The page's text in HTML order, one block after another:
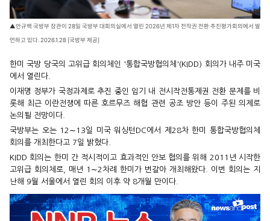
▲안규백 국방부 장관이 28일 국방부 대회의실에서 열린 2026년 제1차 전작권 전환 추진평가회의에서 발
언하고 있다. 2026.1.28 [국방부 제공]
한미 국방 당국의 고위급 회의체인 '통합국방협의체'(KIDD) 회의가 내주 미국
에서 열린다.
이재명 정부가 국정과제로 추진 중인 임기 내 전시작전통제권 전환 문제를 비
롯해 최근 이란전쟁에 따른 호르무즈 해협 관련 공조 방안 등이 주된 의제로
논의될 전망이다.
국방부는 오는 12∼13일 미국 워싱턴DC에서 제28차 한미 통합국방협의체
회의를 개최한다고 7일 밝혔다.
KIDD 회의는 한미 간 적시적이고 효과적인 안보 협의를 위해 2011년 시작한
고위급 회의체로, 매년 1∼2차례 한미가 번갈아 개최해왔다. 이번 회의는 지
난해 9월 서울에서 열린 회의 이후 약 8개월 만이다.